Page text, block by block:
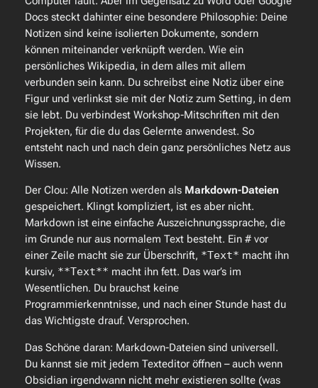
Docs steckt dahinter eine besondere Philosophie: Deine
Notizen sind keine isolierten Dokumente, sondern
können miteinander verknüpft werden. Wie ein
persönliches Wikipedia, in dem alles mit allem
verbunden sein kann. Du schreibst eine Notiz über eine
Figur und verlinkst sie mit der Notiz zum Setting, in dem
sie lebt. Du verbindest Workshop-Mitschriften mit den
Projekten, für die du das Gelernte anwendest. So
entsteht nach und nach dein ganz persönliches Netz aus
Wissen.
Der Clou: Alle Notizen werden als Markdown-Dateien
gespeichert. Klingt kompliziert, ist es aber nicht.
Markdown ist eine einfache Auszeichnungssprache, die
im Grunde nur aus normalem Text besteht. Ein #vor
einer Zeile macht sie zur Überschrift, *Text* macht ihn
kursiv, **Text** macht ihn fett. Das war’s im
Wesentlichen. Du brauchst keine
Programmierkenntnisse, und nach einer Stunde hast du
das Wichtigste drauf. Versprochen.
Das Schöne daran: Markdown-Dateien sind universell.
Du kannst sie mit jedem Texteditor öffnen – auch wenn
Obsidian irgendwann nicht mehr existieren sollte (was